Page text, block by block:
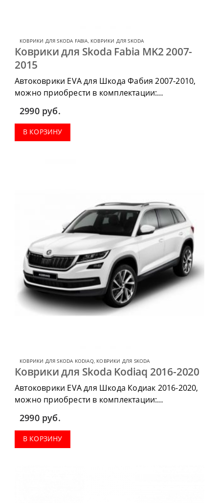
КОВРИКИ ДЛЯ SKODA FABIA КОВРИКИ ДЛЯ SKODA
Коврики для Skoda Fabia MK2 2007-
2015
Автоковрики EVA для Шкода Фабия 2007-2010,
можно приобрести в комплектации:
коврики в салон, коврик в багажник.
2990 руб.
В КОРЗИНУ
КОВРИКИ ДЛЯ SKODA KODIAQ, КОВРИКИ ДЛЯ SKODA
Коврики для Skoda Kodiaq 2016-2020
Автоковрики EVA для Шкода Кодиак 2016-2020,
можно приобрести в комплектации:
коврики в салон, коврик в багажник.
2990 руб.
В КОРЗИНУ